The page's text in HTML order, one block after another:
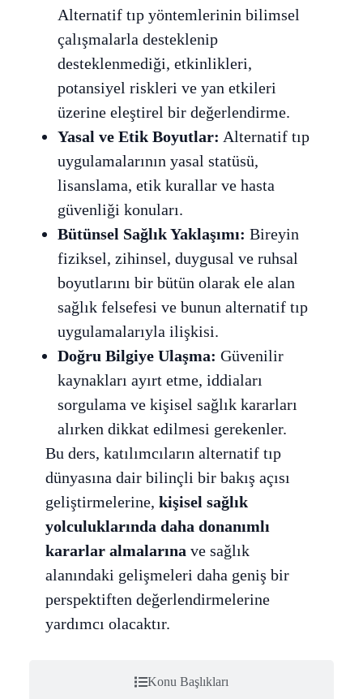
Konu Başlıkları
Alternatif tıp yöntemlerinin bilimsel
çalışmalarla desteklenip
desteklenmediği, etkinlikleri,
potansiyel riskleri ve yan etkileri
üzerine eleştirel bir değerlendirme.
Yasal ve Etik Boyutlar: Alternatif tıp
uygulamalarının yasal statüsü,
lisanslama, etik kurallar ve hasta
güvenliği konuları.
Bütünsel Sağlık Yaklaşımı: Bireyin
fiziksel, zihinsel, duygusal ve ruhsal
boyutlarını bir bütün olarak ele alan
sağlık felsefesi ve bunun alternatif tıp
uygulamalarıyla ilişkisi.
Doğru Bilgiye Ulaşma: Güvenilir
kaynakları ayırt etme, iddiaları
sorgulama ve kişisel sağlık kararları
alırken dikkat edilmesi gerekenler.
Bu ders, katılımcıların alternatif tıp
dünyasına dair bilinçli bir bakış açısı
geliştirmelerine, kişisel sağlık
yolculuklarında daha donanımlı
kararlar almalarına ve sağlık
alanındaki gelişmeleri daha geniş bir
perspektiften değerlendirmelerine
yardımcı olacaktır.